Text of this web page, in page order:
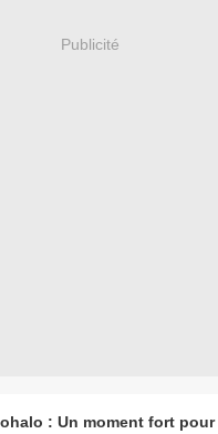
Publicité
: Un moment fort pour